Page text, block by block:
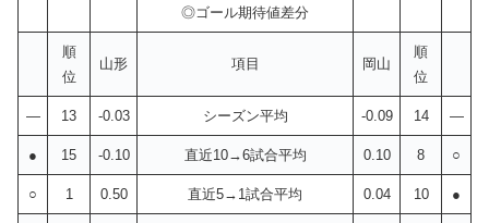
◎ゴール期待値差分
順
位
山形 項目 岡山
順
位
— 13 -0.03 シーズン平均 -0.09 14 —
● 15 -0.10 直近10→6試合平均 0.10 8 ○
○ 1 0.50 直近5→1試合平均 0.04 10 ●